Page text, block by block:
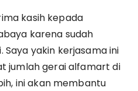
kasih kepada
karena sudah
yakin kerjasama ini
jumlah gerai alfamart di
ini akan membantu